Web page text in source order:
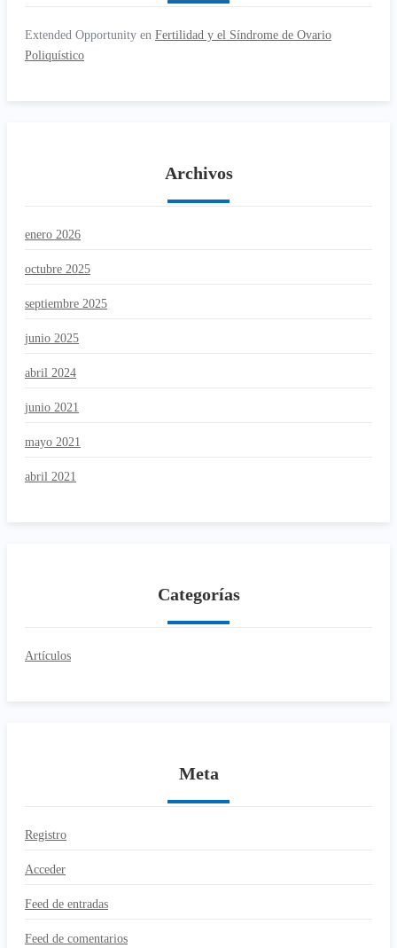
Extended Opportunity en Fertilidad y el Síndrome de Ovario
Poliquístico
Archivos
enero 2026
octubre 2025
septiembre 2025
junio 2025
abril 2024
junio 2021
mayo 2021
abril 2021
Categorías
Artículos
Meta
Registro
Acceder
Feed de entradas
Feed de comentarios